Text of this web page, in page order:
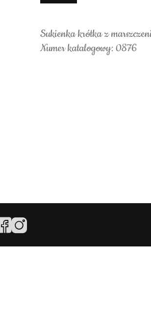
Sukienka krótka z
Numer katalogowy: 0876